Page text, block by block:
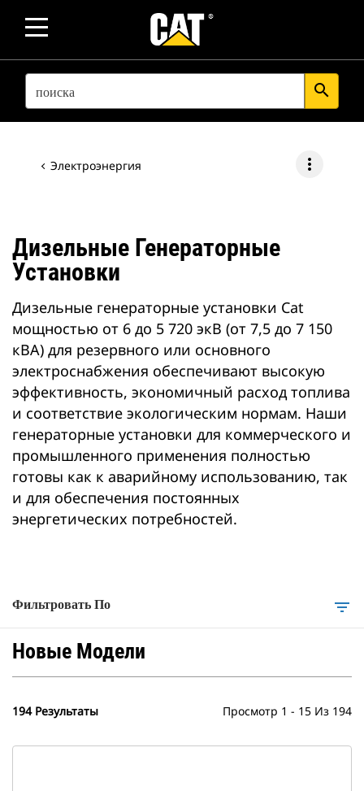
SEARCH search
Электроэнергия more_vert
Дизельные Генераторные
Установки
Дизельные генераторные установки Cat
мощностью от 6 до 5 720 экВ (от 7,5 до 7 150
кВА) для резервного или основного
электроснабжения обеспечивают высокую
эффективность, экономичный расход топлива
и соответствие экологическим нормам. Наши
генераторные установки для коммерческого и
промышленного применения полностью
готовы как к аварийному использованию, так
и для обеспечения постоянных
энергетических потребностей.
Фильтровать По filter_list
Новые Модели
194 Результаты Просмотр 1 - 15 Из 194